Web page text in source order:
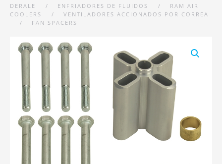
DERALE ENFRIADORES DE FLUIDOS
RAM AIR
COOLERS
VENTILADORES ACCIONADOS POR CORREA
FAN SPACERS